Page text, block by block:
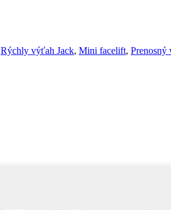
Rýchly výťah Jack, Mini facelift, Prenosný